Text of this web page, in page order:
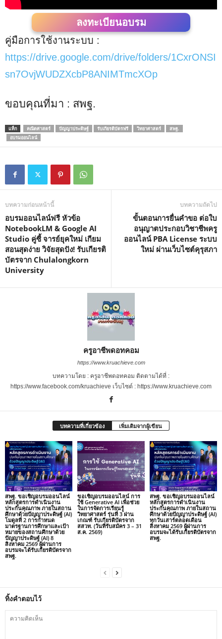
ลงทะเบียนอบรม
คู่มือการใช้งานระบบ :
https://drive.google.com/drive/folders/1CxrONSI
sn7OvjWUDZXcbP8ANIMTmcXOp
ขอบคุณที่มา : สพฐ.
แท็ก คณิตศาสตร์ ปัญญาประดิษฐ์ รับเกียรติบัตรฟรี วิทยาศาสตร์
สพฐ.
อบรมออนไลน์
บทความก่อนหน้านี้
อบรมออนไลน์ฟรี หัวข้อ
NotebookLM & Google AI
Studio คู่ซี้ จารย์ยุคใหม่ เกียม
สอนสุดง่าย วิจัยสุดปัง! รับเกียรติ
บัตรจาก Chulalongkorn
University
บทความถัดไป
ขั้นตอนการยื่นคำขอ ต่อใบ
อนุญาตประกอบวิชาชีพครู
ออนไลน์ PBA License ระบบ
ใหม่ ผ่านเว็บไซต์คุรุสภา
ครูอาชีพดอทคอม
https://www.kruachieve.com
บทความโดย : ครูอาชีพดอทคอม ติดตามได้ที่ :
https://www.facebook.com/kruachieve เว็บไซต์ : https://www.kruachieve.com
บทความที่เกี่ยวข้อง เพิ่มเติมจากผู้เขียน
สพฐ. ขอเชิญอบรมออนไลน์
หลักสูตรการดำเนินงาน
ประกันคุณภาพ ภายในสถาน
ศึกษาด้วยปัญญาประดิษฐ์ (AI)
โมดูลที่ 2 การกำหนด
มาตรฐานการศึกษาและเป้า
หมายของสถานศึกษาด้วย
ปัญญาประดิษฐ์ (AI) 8
สิงหาคม 2569 ผู้ผ่านการ
อบรมจะได้รับเกียรติบัตรจาก
สพฐ.
ขอเชิญอบรมออนไลน์ การ
ใช้ Generative AI เพื่อช่วย
ในการจัดการเรียนรู้
วิทยาศาสตร์ รุ่นที่ 3 ผ่าน
เกณฑ์ รับเกียรติบัตรจาก
สสวท. (วันที่รับสมัคร 3 – 31
ส.ค. 2569)
สพฐ. ขอเชิญอบรมออนไลน์
หลักสูตรการดำเนินงาน
ประกันคุณภาพ ภายในสถาน
ศึกษาด้วยปัญญาประดิษฐ์ (AI)
ทุกวันเสาร์ตลอดเดือน
สิงหาคม 2569 ผู้ผ่านการ
อบรมจะได้รับเกียรติบัตรจาก
สพฐ.
ทิ้งคำตอบไว้